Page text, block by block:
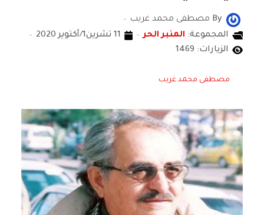
By مصطفى محمد غريب
المجموعة: المنبر الحر
11 تشرين1/أكتوير 2020
الزيارات: 1469
مصطفى محمد غريب